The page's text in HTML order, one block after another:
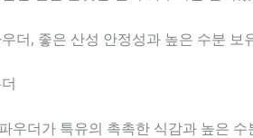
더, 좋은 산성 안정성과 높은 수분
우더가 특유의 촉촉한 식감과 높은